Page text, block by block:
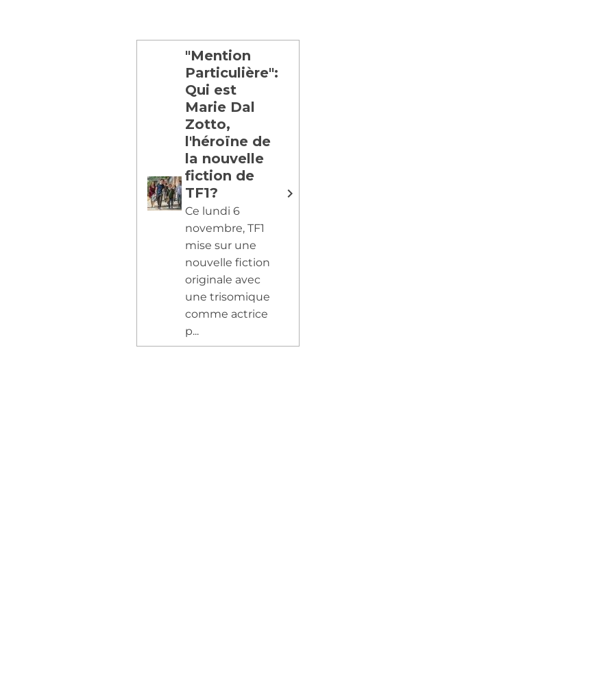
"Mention
Particulière":
Qui est
Marie Dal
Zotto,
l'héroïne de
la nouvelle
fiction de
TF1?
Ce lundi 6
novembre, TF1
mise sur une
nouvelle fiction
originale avec
une trisomique
comme actrice
p...